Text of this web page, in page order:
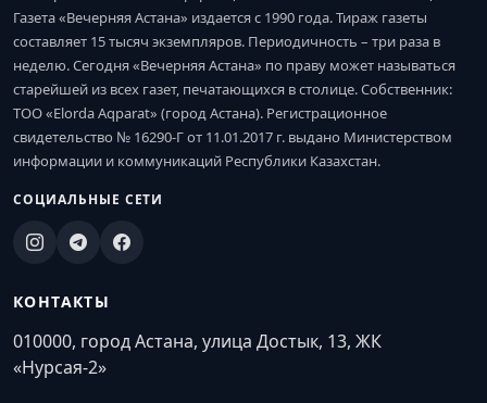
Газета «Вечерняя Астана» издается с 1990 года. Тираж газеты
составляет 15 тысяч экземпляров. Периодичность – три раза в
неделю. Сегодня «Вечерняя Астана» по праву может называться
старейшей из всех газет, печатающихся в столице. Собственник:
ТОО «Elorda Aqparat» (город Астана). Регистрационное
свидетельство № 16290-Г от 11.01.2017 г. выдано Министерством
информации и коммуникаций Республики Казахстан.
СОЦИАЛЬНЫЕ СЕТИ
КОНТАКТЫ
010000, город Астана, улица Достык, 13, ЖК
«Нурсая-2»